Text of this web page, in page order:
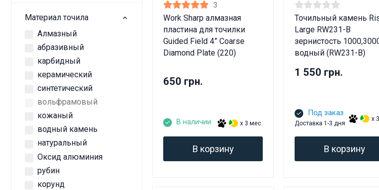
Материал точила
Алмазный
абразивный
карбидный
керамический
синтетический
вольфрамовый
кожаный
водный камень
натуральный
Оксид алюминия
рубин
корунд
3
Work Sharp алмазная
пластина для точилки
Guided Field 4” Coarse
Diamond Plate (220)
650 грн.
В наличии x 3 мес.
В корзину
Точильный камень
Large RW231-B
зернистость
водный (RW231-B)
1 550 грн.
Под заказ
Доставка 1-3 дня
x
В корзину
Вам исполнилось 18
НЕТ